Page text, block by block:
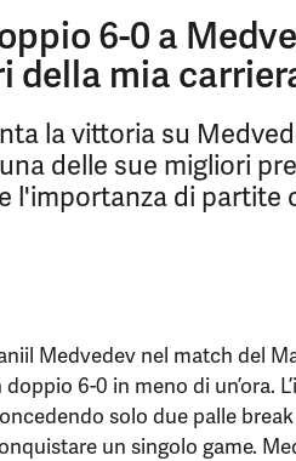
6-0 a
mia
la vittoria su
delle sue migliori
l'importanza di partite
Medvedev nel match del
6-0 in meno di un’ora.
solo due palle
un singolo game.